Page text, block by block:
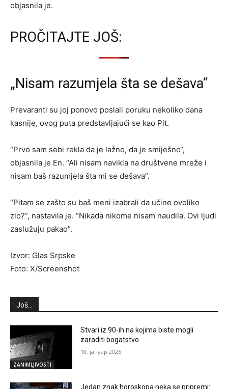
objasnila je.
PROČITAJTE JOŠ:
„Nisam razumjela šta se dešava“
Prevaranti su joj ponovo poslali poruku nekoliko dana
kasnije, ovog puta predstavljajući se kao Pit.
“Prvo sam sebi rekla da je lažno, da je smiješno“,
objasnila je En. “Ali nisam navikla na društvene mreže i
nisam baš razumjela šta mi se dešava”.
“Pitam se zašto su baš meni izabrali da učine ovoliko
zlo?”, nastavila je. “Nikada nikome nisam naudila. Ovi ljudi
zaslužuju pakao”.
Izvor: Glas Srpske
Foto: X/Screenshot
Još...
ZANIMLJIVOSTI
Stvari iz 90-ih na kojima biste mogli
zaraditi bogatstvo
18. јануар 2025.
Jedan znak horoskopa neka se pripremi: